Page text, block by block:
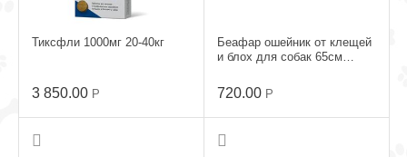
Тиксфли 1000мг 20-40кг
3 850.00 Р
Беафар ошейник от клещей
и блох для собак 65см
720.00 Р